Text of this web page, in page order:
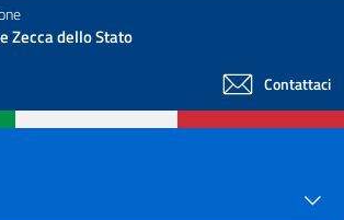
Zecca dello Stato
Contattaci